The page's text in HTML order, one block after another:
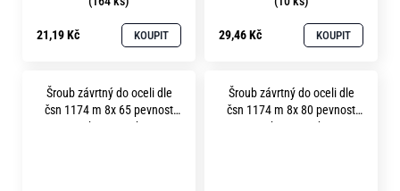
21,19 Kč KOUPIT 29,46 Kč KOUPIT
Šroub závrtný do oceli dle
čsn 1174 m 8x 65 pevnost
8.8 bez povrchu
Šroub závrtný do oceli dle
čsn 1174 m 8x 80 pevnost
8.8 bez povrchu